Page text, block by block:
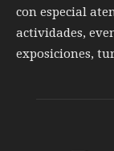
con especial
actividades,
exposiciones,